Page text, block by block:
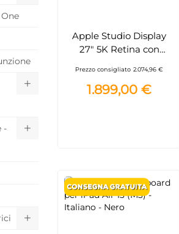
Apple Studio Display
27" 5K Retina con
videocamera 12MP e
Thunderbolt 5
Prezzo consigliato 2.074,96 €
1.899,00 €
-